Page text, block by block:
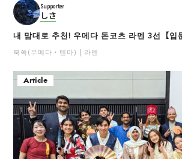
Supporter
しさ
내 맘대로 추천! 우메다 돈코츠 라멘 3선【입
북쪽(우메다・텐마) 라멘
Article